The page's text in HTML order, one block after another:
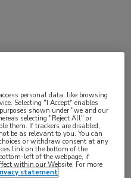
personal data, like browsing
Selecting "I Accept" enables
shown under "we and our
selecting "Reject All" or
them. If trackers are disabled,
be as relevant to you. You can
or withdraw consent at any
link on the bottom of the
left of the webpage, if
within our Website. For more
statement